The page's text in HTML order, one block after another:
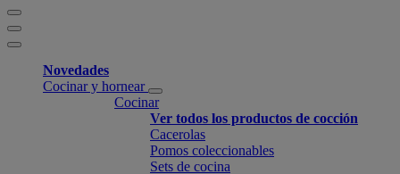
Novedades
Cocinar y hornear
Cocinar
Ver todos los productos de cocción
Cacerolas
Pomos coleccionables
Sets de cocina